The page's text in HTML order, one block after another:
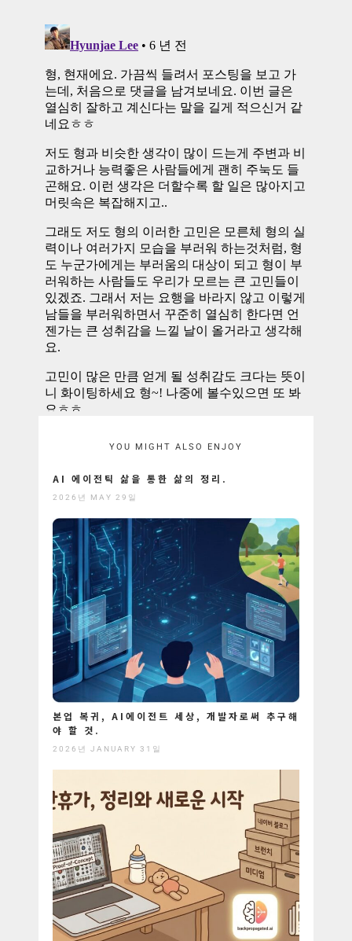
YOU MIGHT ALSO ENJOY
AI 에이전틱 삶을 통한 삶의 정리.
2026년 MAY 29일
본업 복귀, AI에이전트 세상, 개발자로써 추구해
야 할 것.
2026년 JANUARY 31일